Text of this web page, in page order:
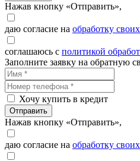
Нажав кнопку «Отправить»,
даю согласие на обработку
соглашаюсь с политикой
Заполните заявку на обратную
Хочу купить в кредит
Отправить
Нажав кнопку «Отправить»,
даю согласие на обработку